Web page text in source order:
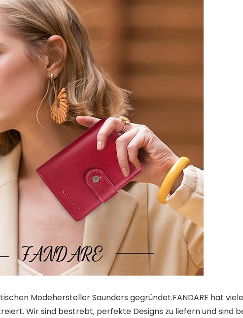
Modehersteller Saunders gegründet.FANDARE hat
Wir sind bestrebt, perfekte Designs zu liefern und sind